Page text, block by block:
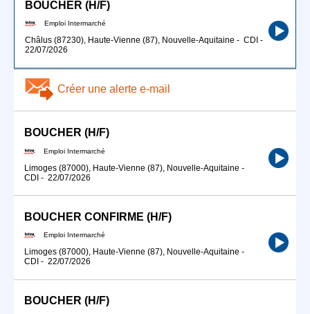
BOUCHER (H/F)
Emploi Intermarché
Châlus (87230), Haute-Vienne (87), Nouvelle-Aquitaine - CDI -
22/07/2026
Créer une alerte e-mail
BOUCHER (H/F)
Emploi Intermarché
Limoges (87000), Haute-Vienne (87), Nouvelle-Aquitaine -
CDI - 22/07/2026
BOUCHER CONFIRME (H/F)
Emploi Intermarché
Limoges (87000), Haute-Vienne (87), Nouvelle-Aquitaine -
CDI - 22/07/2026
BOUCHER (H/F)